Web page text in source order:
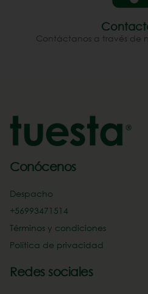
Contáctanos a través de
Conócenos
Despacho
+56993471514‬
Términos y condiciones
Política de privacidad
Redes sociales